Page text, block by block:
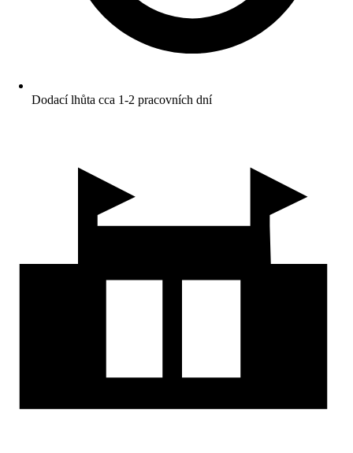
Dodací lhůta cca 1-2 pracovních dní